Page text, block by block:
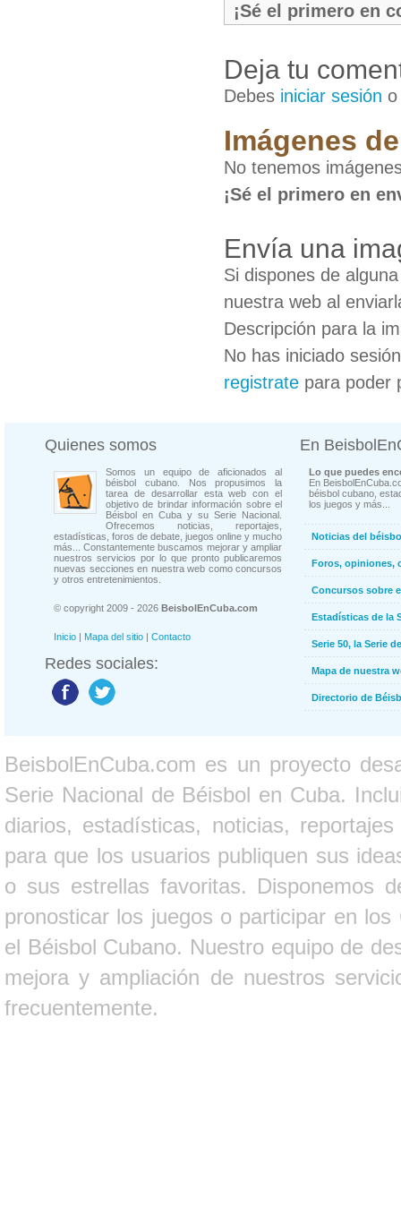
¡Sé el primero en
Deja tu
Debes iniciar sesión
Imágenes
No tenemos
¡Sé el primero en
Envía una
Si dispones de
nuestra web al
Descripción para la
No has iniciado
registrate para poder
Quienes somos
Somos un equipo de aficionados al
béisbol cubano. Nos propusimos la
tarea de desarrollar esta web con el
objetivo de brindar información sobre el
Béisbol en Cuba y su Serie Nacional.
Ofrecemos noticias, reportajes,
estadísticas, foros de debate, juegos online y mucho
más... Constantemente buscamos mejorar y ampliar
nuestros servicios por lo que pronto publicaremos
nuevas secciones en nuestra web como concursos
y otros entretenimientos.
© copyright 2009 - 2026 BeisbolEnCuba.com
Inicio | Mapa del sitio | Contacto
Redes sociales:
En
Lo que puedes
En
béisbol cubano,
los juegos y más...
Noticias del
Foros, opiniones,
Concursos sobre
Estadísticas de la
Serie 50, la Serie
Mapa de nuestra
Directorio de
BeisbolEnCuba.com es un proyecto
Serie Nacional de Béisbol en Cuba.
diarios, estadísticas, noticias,
para que los usuarios publiquen sus
o sus estrellas favoritas. Disponemos
pronosticar los juegos o participar en
el Béisbol Cubano. Nuestro equipo de
mejora y ampliación de nuestros
frecuentemente.